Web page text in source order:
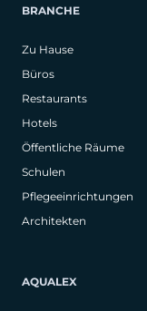
BRANCHE
Zu Hause
Büros
Restaurants
Hotels
Öffentliche Räume
Schulen
Pflegeeinrichtungen
Architekten
AQUALEX